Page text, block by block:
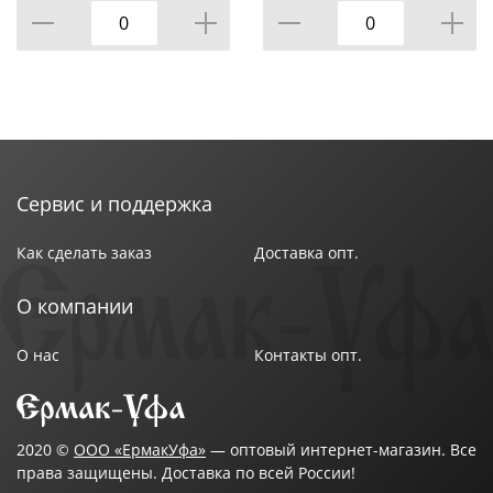
Размер упаковки : 11,1х9,7х16 см
Цвет : Прозрачный
Сервис и поддержка
Как сделать заказ Доставка опт.
О компании
О нас Контакты опт.
2020 © ООО «ЕрмакУфа» — оптовый интернет-магазин. Все
права защищены. Доставка по всей России!